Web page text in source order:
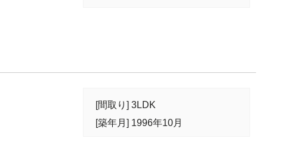
[間取り] 3LDK
[築年月] 1996年10月